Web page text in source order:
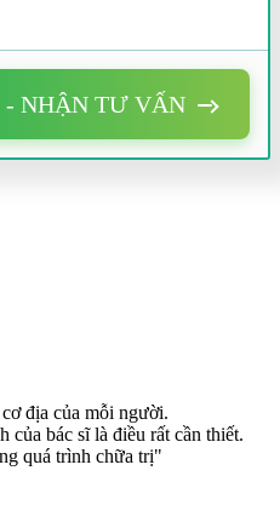
NHẬN TƯ VẤN
địa của mỗi người.
của bác sĩ là điều rất cần thiết.
quá trình chữa trị"